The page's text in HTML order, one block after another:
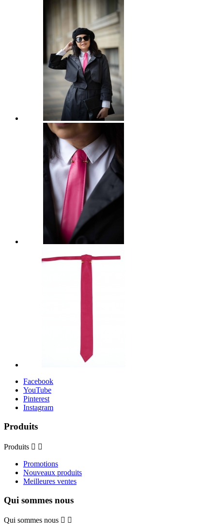
Facebook
YouTube
Pinterest
Instagram
Produits
Produits  
Promotions
Nouveaux produits
Meilleures ventes
Qui sommes nous
Qui sommes nous  